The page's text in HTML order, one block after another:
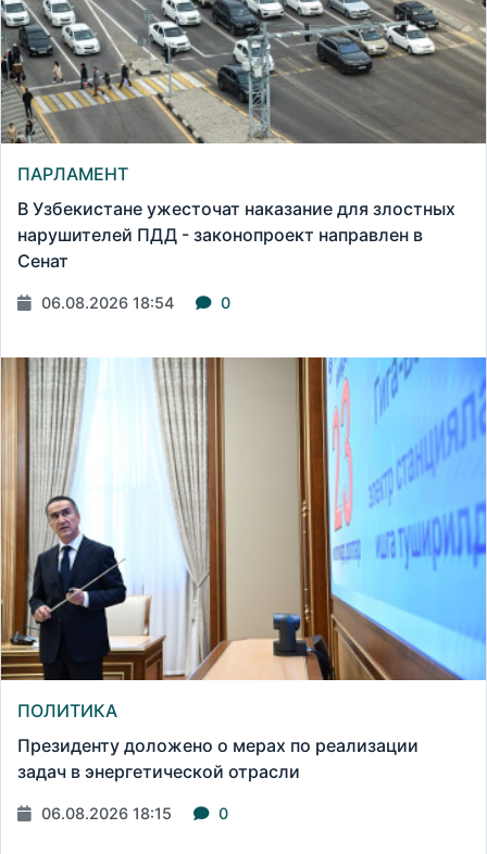
ПАРЛАМЕНТ
В Узбекистане ужесточат наказание для злостных
нарушителей ПДД - законопроект направлен в
Сенат
06.08.2026 18:54 0
ПОЛИТИКА
Президенту доложено о мерах по реализации
задач в энергетической отрасли
06.08.2026 18:15 0